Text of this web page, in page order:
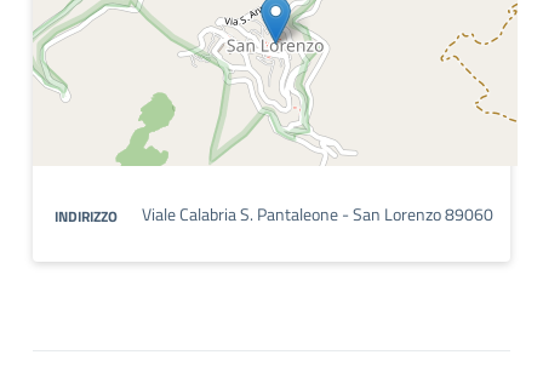
INDIRIZZO Viale Calabria S. Pantaleone - San Lorenzo 89060